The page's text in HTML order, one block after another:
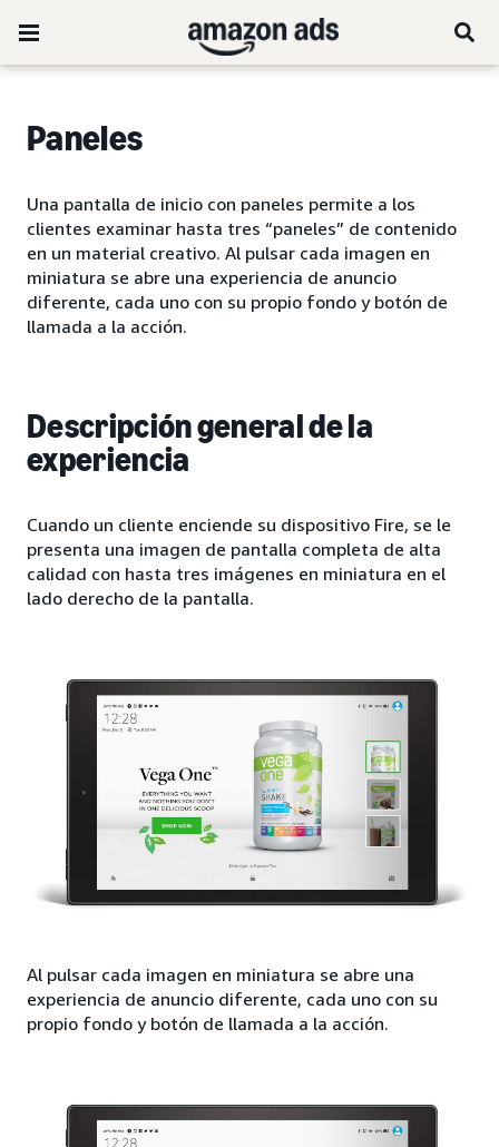
Paneles
Una pantalla de inicio con paneles permite a los
clientes examinar hasta tres “paneles” de contenido
en un material creativo. Al pulsar cada imagen en
miniatura se abre una experiencia de anuncio
diferente, cada uno con su propio fondo y botón de
llamada a la acción.
Descripción general de la
experiencia
Cuando un cliente enciende su dispositivo Fire, se le
presenta una imagen de pantalla completa de alta
calidad con hasta tres imágenes en miniatura en el
lado derecho de la pantalla.
Al pulsar cada imagen en miniatura se abre una
experiencia de anuncio diferente, cada uno con su
propio fondo y botón de llamada a la acción.